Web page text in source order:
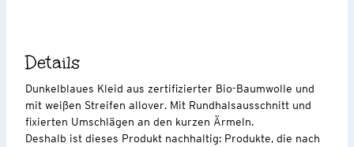
Details
Dunkelblaues Kleid aus zertifizierter Bio-Baumwolle und
mit weißen Streifen allover. Mit Rundhalsausschnitt und
fixierten Umschlägen an den kurzen Ärmeln.
Deshalb ist dieses Produkt nachhaltig: Produkte, die nach